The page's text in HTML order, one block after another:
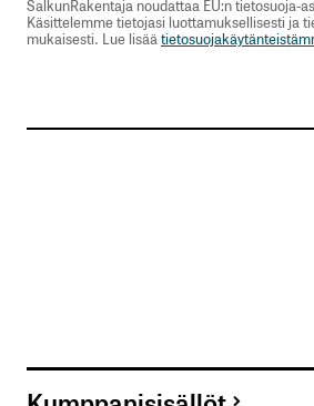
SalkunRakentaja noudattaa EU:n tietosuoja-
Käsittelemme tietojasi luottamuksellisesti ja
mukaisesti. Lue lisää